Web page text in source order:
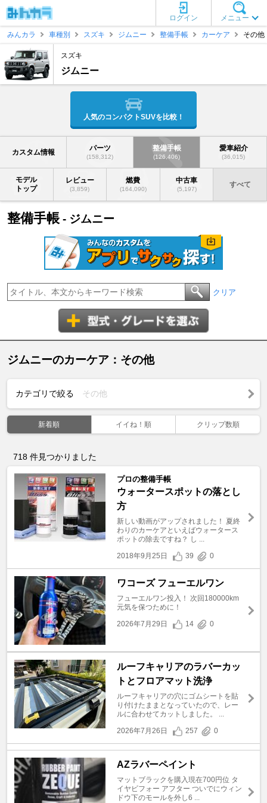
メニュー
ログイン
みんカラ
車種別 スズキ ジムニー 整備手帳 カーケア その他
スズキ
ジムニー
人気のコンパクトSUVを比較！
カスタム情報 パーツ
(158,312)
整備手帳
(126,406)
愛車紹介
(36,015)
モデル
トップ
レビュー
(3,859)
燃費
(164,090)
中古車
(5,197)
すべて
整備手帳 - ジムニー
クリア
ジムニーのカーケア：その他
カテゴリで絞る その他
新着順 イイね！順 クリップ数順
718 件見つかりました
プロの整備手帳
ウォータースポットの落とし
方
新しい動画がアップされました！ 夏終
わりのカーケアといえばウォータース
ポットの除去ですね？ し ...
2018年9月25日
39 0
ワコーズ フューエルワン
フューエルワン投入！ 次回180000km
元気を保つために！
2026年7月29日
14 0
ルーフキャリアのラバーカッ
トとフロアマット洗浄
ルーフキャリアの穴にゴムシートを貼
り付けたままとなっていたので、レー
ルに合わせてカットしました。 ...
2026年7月26日
257 0
AZラバーペイント
マットブラックを購入現在700円位 タ
イヤビフォー アフター ついでにウィン
ドウ下のモールを外し6 ...